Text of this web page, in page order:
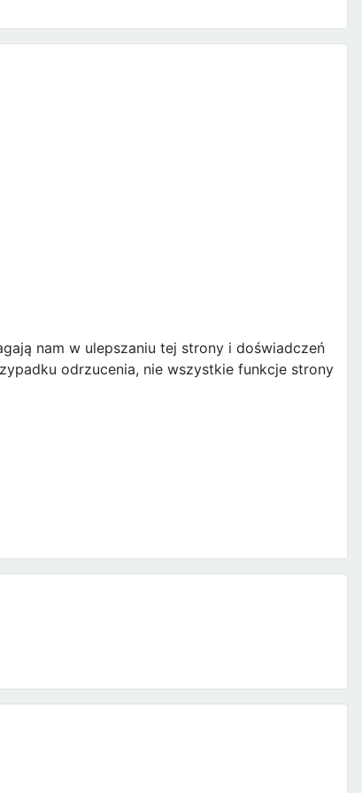
nam w ulepszaniu tej strony i doświadczeń
odrzucenia, nie wszystkie funkcje strony